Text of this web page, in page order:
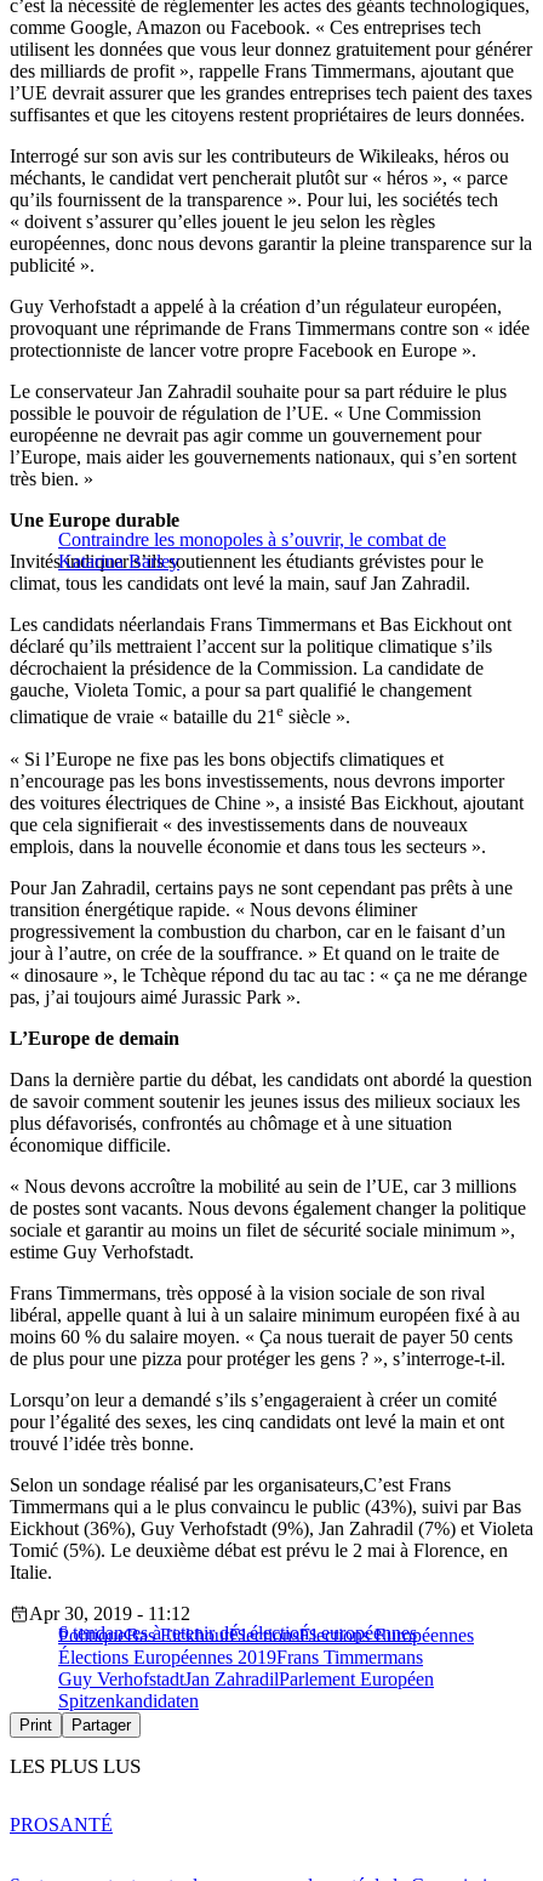
c’est la nécessité de réglementer les actes des géants technologiques,
comme Google, Amazon ou Facebook. « Ces entreprises tech
utilisent les données que vous leur donnez gratuitement pour générer
des milliards de profit », rappelle Frans Timmermans, ajoutant que
l’UE devrait assurer que les grandes entreprises tech paient des taxes
suffisantes et que les citoyens restent propriétaires de leurs données.
Interrogé sur son avis sur les contributeurs de Wikileaks, héros ou
méchants, le candidat vert pencherait plutôt sur « héros », « parce
qu’ils fournissent de la transparence ». Pour lui, les sociétés tech
« doivent s’assurer qu’elles jouent le jeu selon les règles
européennes, donc nous devons garantir la pleine transparence sur la
publicité ».
Guy Verhofstadt a appelé à la création d’un régulateur européen,
provoquant une réprimande de Frans Timmermans contre son « idée
protectionniste de lancer votre propre Facebook en Europe ».
Le conservateur Jan Zahradil souhaite pour sa part réduire le plus
possible le pouvoir de régulation de l’UE. « Une Commission
européenne ne devrait pas agir comme un gouvernement pour
l’Europe, mais aider les gouvernements nationaux, qui s’en sortent
très bien. »
Contraindre les monopoles à s’ouvrir, le combat de
Katarina Barley
Une Europe durable
Invités indiquer s’ils soutiennent les étudiants grévistes pour le
climat, tous les candidats ont levé la main, sauf Jan Zahradil.
Les candidats néerlandais Frans Timmermans et Bas Eickhout ont
déclaré qu’ils mettraient l’accent sur la politique climatique s’ils
décrochaient la présidence de la Commission. La candidate de
gauche, Violeta Tomic, a pour sa part qualifié le changement
climatique de vraie « bataille du 21e siècle ».
« Si l’Europe ne fixe pas les bons objectifs climatiques et
n’encourage pas les bons investissements, nous devrons importer
des voitures électriques de Chine », a insisté Bas Eickhout, ajoutant
que cela signifierait « des investissements dans de nouveaux
emplois, dans la nouvelle économie et dans tous les secteurs ».
Pour Jan Zahradil, certains pays ne sont cependant pas prêts à une
transition énergétique rapide. « Nous devons éliminer
progressivement la combustion du charbon, car en le faisant d’un
jour à l’autre, on crée de la souffrance. » Et quand on le traite de
« dinosaure », le Tchèque répond du tac au tac : « ça ne me dérange
pas, j’ai toujours aimé Jurassic Park ».
L’Europe de demain
Dans la dernière partie du débat, les candidats ont abordé la question
de savoir comment soutenir les jeunes issus des milieux sociaux les
plus défavorisés, confrontés au chômage et à une situation
économique difficile.
« Nous devons accroître la mobilité au sein de l’UE, car 3 millions
de postes sont vacants. Nous devons également changer la politique
sociale et garantir au moins un filet de sécurité sociale minimum »,
estime Guy Verhofstadt.
Frans Timmermans, très opposé à la vision sociale de son rival
libéral, appelle quant à lui à un salaire minimum européen fixé à au
moins 60 % du salaire moyen. « Ça nous tuerait de payer 50 cents
de plus pour une pizza pour protéger les gens ? », s’interroge-t-il.
Lorsqu’on leur a demandé s’ils s’engageraient à créer un comité
pour l’égalité des sexes, les cinq candidats ont levé la main et ont
trouvé l’idée très bonne.
Selon un sondage réalisé par les organisateurs,C’est Frans
Timmermans qui a le plus convaincu le public (43%), suivi par Bas
Eickhout (36%), Guy Verhofstadt (9%), Jan Zahradil (7%) et Violeta
Tomić (5%). Le deuxième débat est prévu le 2 mai à Florence, en
Italie.
6 tendances à retenir des élections européennes
Apr 30, 2019 - 11:12
PolitiqueBas EickhoutÉlectionsÉlections Européennes
Élections Européennes 2019Frans Timmermans
Guy VerhofstadtJan ZahradilParlement Européen
Spitzenkandidaten
Print Partager
LES PLUS LUS
PROSANTÉ